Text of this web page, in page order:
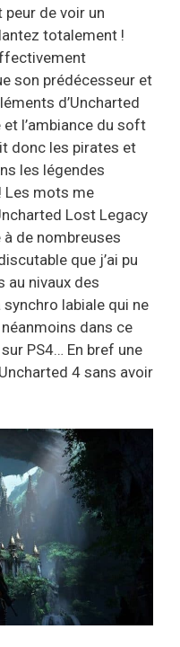
peur de voir un
totalement !
son prédécesseur et
d’Uncharted
l’ambiance du soft
donc les pirates et
les légendes
Les mots me
Lost Legacy
de nombreuses
que j’ai pu
au nivaux des
labiale qui ne
dans ce
PS4… En bref une
4 sans avoir